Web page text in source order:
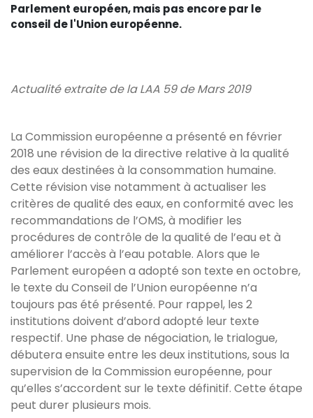
Parlement européen, mais pas encore par le
conseil de l'Union européenne.
Actualité extraite de la LAA 59 de Mars 2019
La Commission européenne a présenté en février
2018 une révision de la directive relative à la qualité
des eaux destinées à la consommation humaine.
Cette révision vise notamment à actualiser les
critères de qualité des eaux, en conformité avec les
recommandations de l’OMS, à modifier les
procédures de contrôle de la qualité de l’eau et à
améliorer l’accès à l’eau potable. Alors que le
Parlement européen a adopté son texte en octobre,
le texte du Conseil de l’Union européenne n’a
toujours pas été présenté. Pour rappel, les 2
institutions doivent d’abord adopté leur texte
respectif. Une phase de négociation, le trialogue,
débutera ensuite entre les deux institutions, sous la
supervision de la Commission européenne, pour
qu’elles s’accordent sur le texte définitif. Cette étape
peut durer plusieurs mois.